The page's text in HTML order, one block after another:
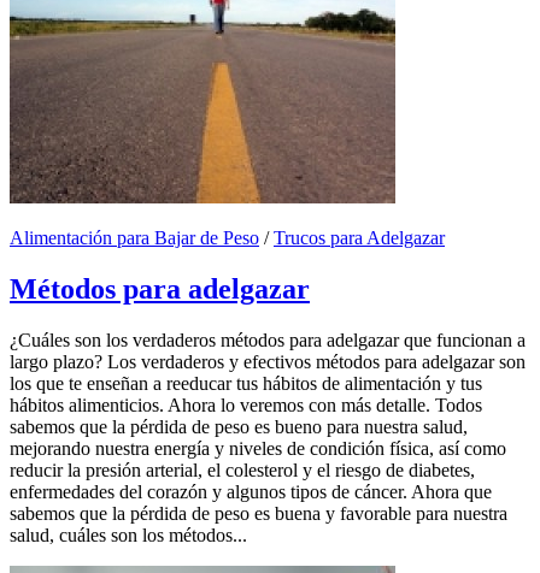
Alimentación para Bajar de Peso /Trucos para Adelgazar
Métodos para adelgazar
¿Cuáles son los verdaderos métodos para adelgazar que funcionan a
largo plazo? Los verdaderos y efectivos métodos para adelgazar son
los que te enseñan a reeducar tus hábitos de alimentación y tus
hábitos alimenticios. Ahora lo veremos con más detalle. Todos
sabemos que la pérdida de peso es bueno para nuestra salud,
mejorando nuestra energía y niveles de condición física, así como
reducir la presión arterial, el colesterol y el riesgo de diabetes,
enfermedades del corazón y algunos tipos de cáncer. Ahora que
sabemos que la pérdida de peso es buena y favorable para nuestra
salud, cuáles son los métodos...